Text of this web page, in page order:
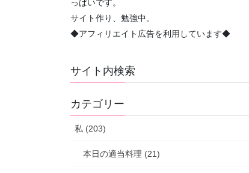
っぱいです。
サイト作り、勉強中。
◆アフィリエイト広告を利用しています◆
サイト内検索
カテゴリー
私 (203)
本日の適当料理 (21)